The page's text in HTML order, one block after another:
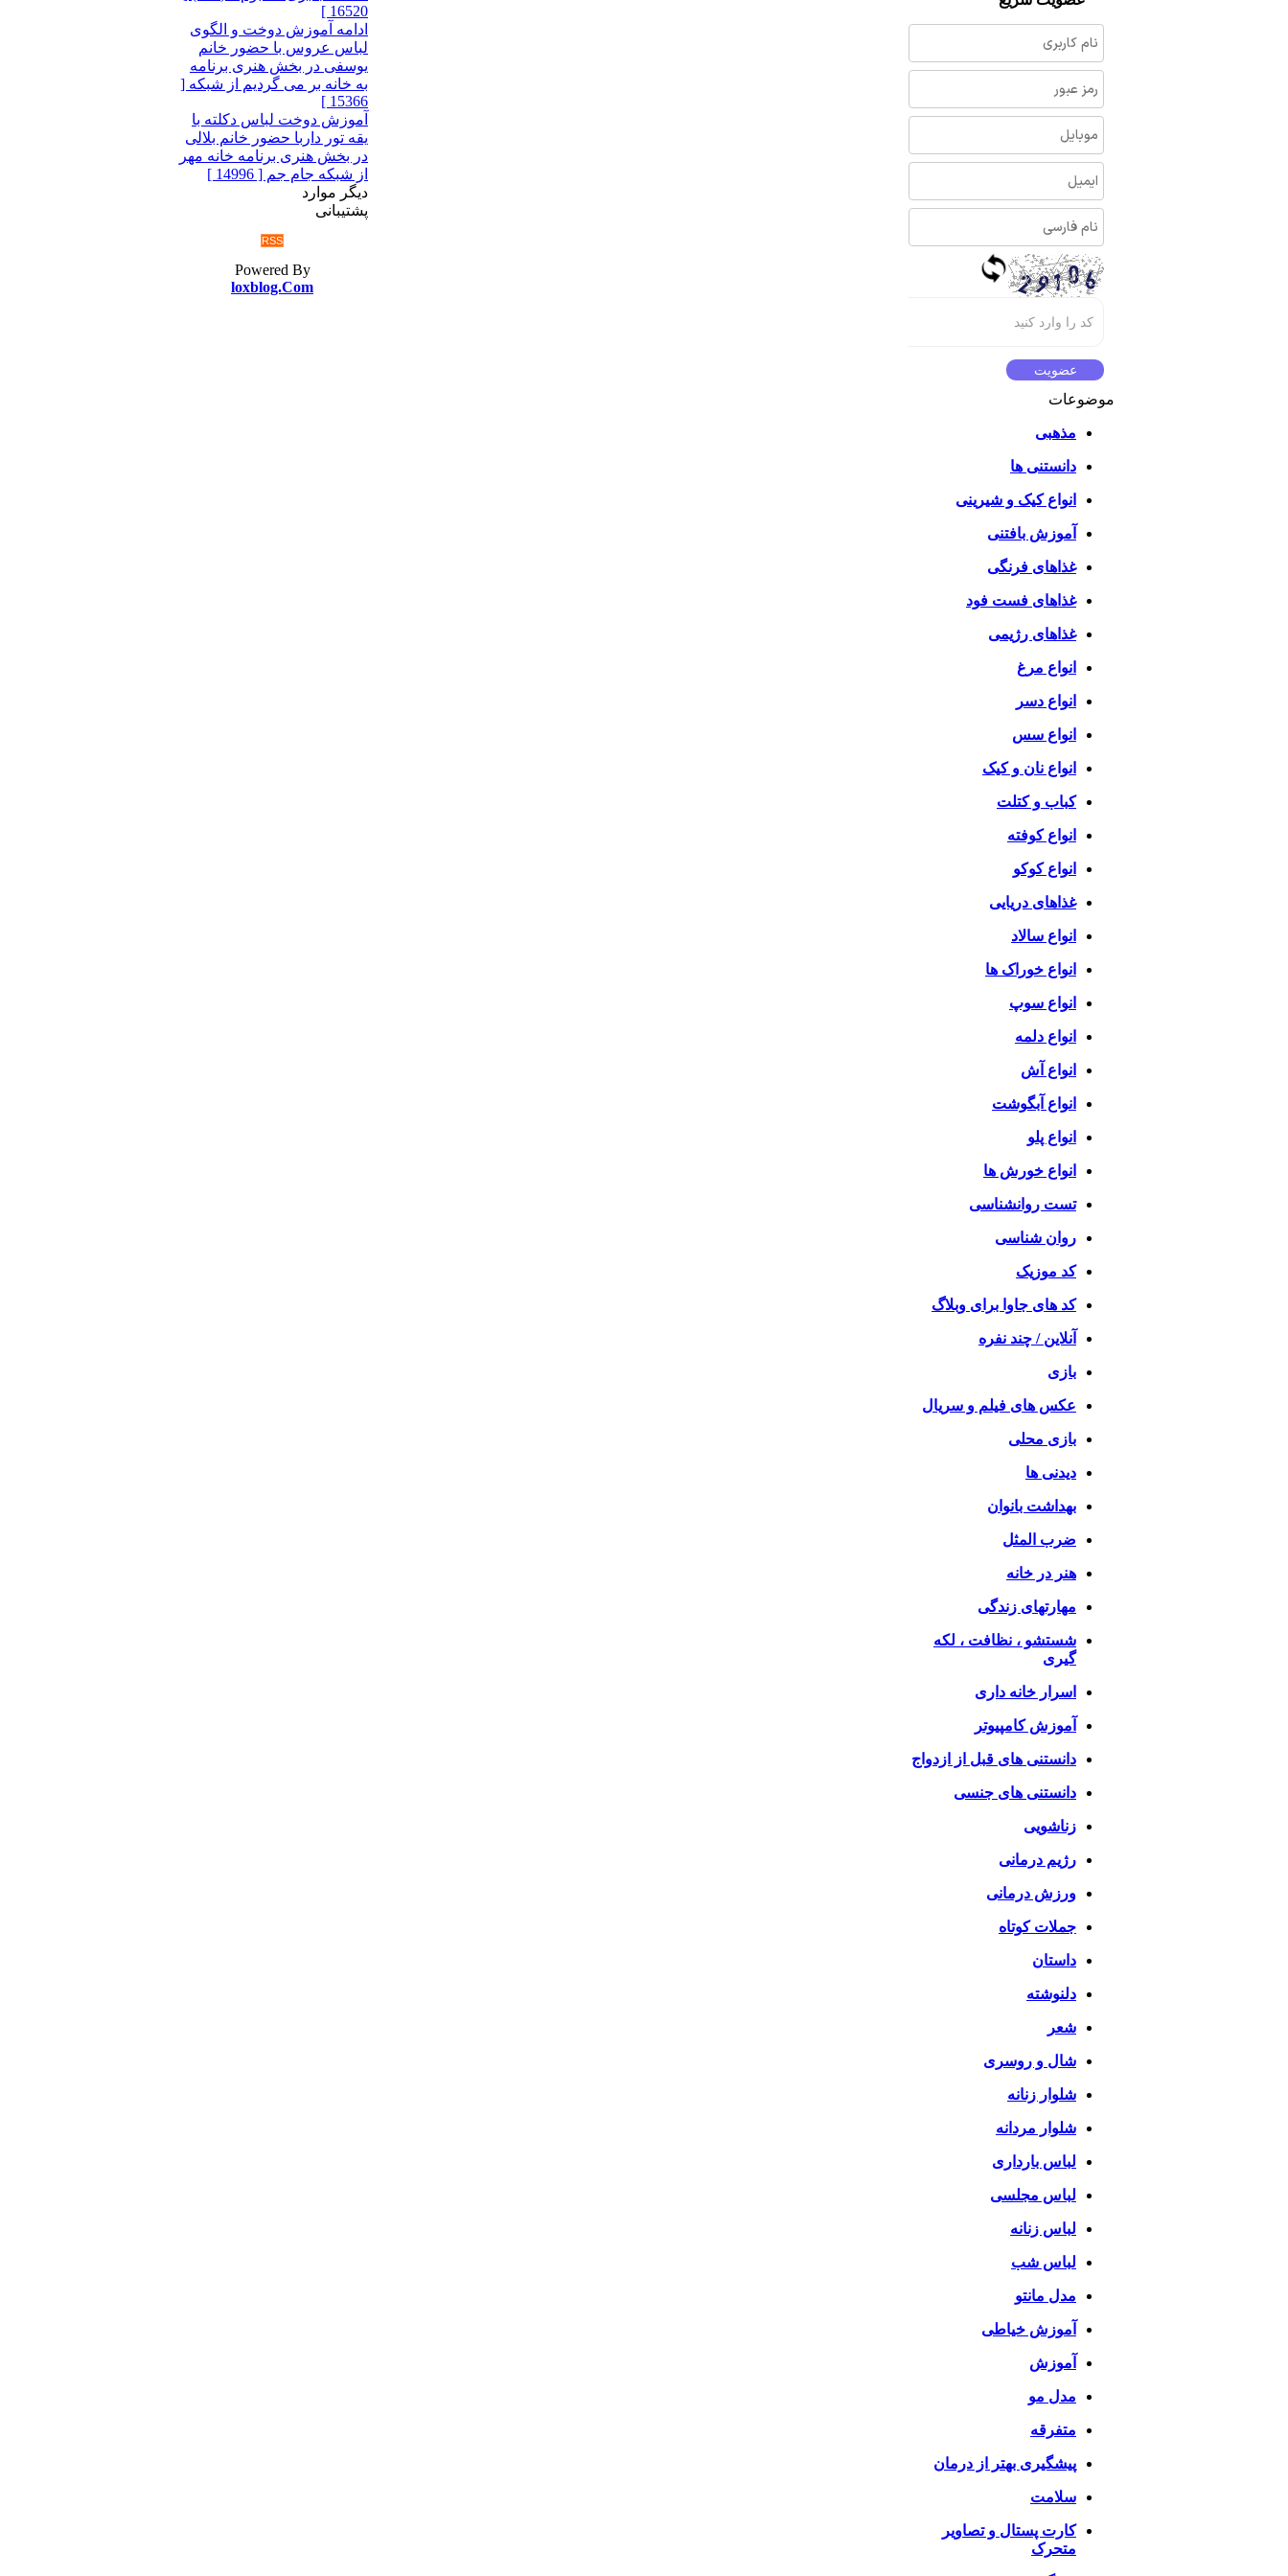
موضوعات
مذهبی
دانستنی ها
انواع کیک و شیرینی
آموزش بافتنی
غذاهای فرنگی
غذاهای فست فود
غذاهای رژیمی
انواع مرغ
انواع دسر
انواع سس
انواع نان و کیک
کباب و کتلت
انواع کوفته
انواع کوکو
غذاهای دریایی
انواع سالاد
انواع خوراک ها
انواع سوپ
انواع دلمه
انواع آش
انواع آبگوشت
انواع پلو
انواع خورش ها
تست روانشناسی
روان شناسی
کد موزیک
کد های جاوا برای وبلاگ
آنلاین / چند نفره
بازی
عکس های فیلم و سریال
بازی محلی
دیدنی ها
بهداشت بانوان
ضرب المثل
هنر در خانه
مهارتهای زندگی
شستشو ، نظافت ، لکه
گیری
اسرار خانه داری
آموزش کامپیوتر
دانستنی های قبل از ازدواج
دانستنی های جنسی
زناشویی
رژیم درمانی
ورزش درمانی
جملات کوتاه
داستان
دلنوشته
شعر
شال و روسری
شلوار زنانه
شلوار مردانه
لباس بارداری
لباس مجلسی
لباس زنانه
لباس شب
مدل مانتو
آموزش خیاطی
آموزش
مدل مو
متفرقه
پیشگیری بهتر از درمان
سلامت
کارت پستال و تصاویر
متحرک
16520 ]
ادامه آموزش دوخت و الگوی
لباس عروس با حضور خانم
یوسفی در بخش هنری برنامه
به خانه بر می گردیم از شبکه [
15366 ]
آموزش دوخت لباس دکلته با
یقه تور داربا حضور خانم بلالی
در بخش هنری برنامه خانه مهر
از شبکه جام جم [ 14996 ]
دیگر موارد
پشتیبانی
RSS
Powered By
loxblog.Com